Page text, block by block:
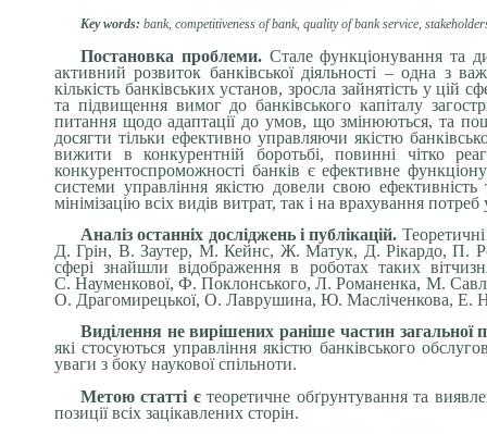
Key words: bank, competitiveness of bank, quality of bank service,
Постановка проблеми. Стале функціонування та
активний розвиток банківської діяльності – одна з
кількість банківських установ, зросла зайнятість у цій
та підвищення вимог до банківського капіталу
питання щодо адаптації до умов, що змінюються, та
досягти тільки ефективно управляючи якістю
вижити в конкурентній боротьбі, повинні чітко
конкурентоспроможності банків є ефективне
системи управління якістю довели свою ефективність
мінімізацію всіх видів витрат, так і на врахування потреб
Аналіз останніх досліджень і публікацій.
Д. Грін, В. Заутер, М. Кейнс, Ж. Матук, Д. Рікардо, П.
сфері знайшли відображення в роботах таких
С. Науменкової, Ф. Поклонського, Л. Романенка, М.
О. Драгомирецької, О. Лаврушина, Ю. Масліченкова, Е.
Виділення не вирішених раніше частин загальної
які стосуються управління якістю банківського
уваги з боку наукової спільноти.
Метою статті єтеоретичне обґрунтування та
позиції всіх зацікавлених сторін.